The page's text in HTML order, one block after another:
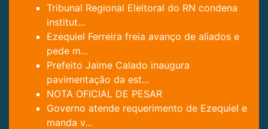
Tribunal Regional Eleitoral do RN condena
institut...
Ezequiel Ferreira freia avanço de aliados e
pede m...
Prefeito Jaime Calado inaugura
pavimentação da est...
NOTA OFICIAL DE PESAR
Governo atende requerimento de Ezequiel e
manda v...